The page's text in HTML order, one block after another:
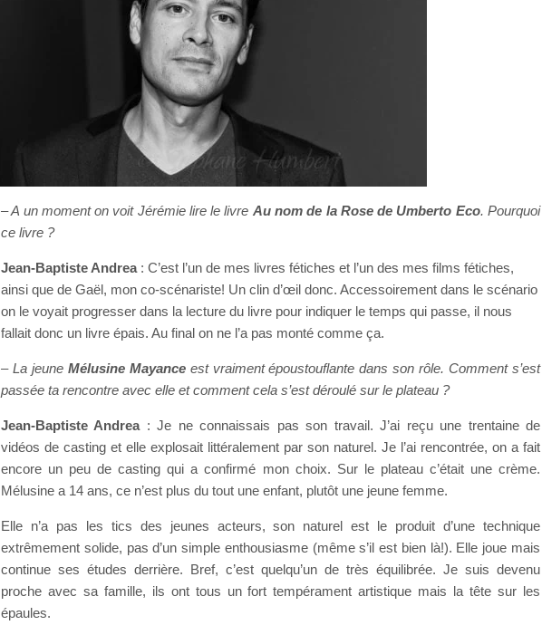
– A un moment on voit Jérémie lire le livre Au nom de la Rose de Umberto Eco. Pourquoi
ce livre ?
Jean-Baptiste Andrea: C’est l’un de mes livres fétiches et l’un des mes films fétiches,
ainsi que de Gaël, mon co-scénariste! Un clin d’œil donc. Accessoirement dans le scénario
on le voyait progresser dans la lecture du livre pour indiquer le temps qui passe, il nous
fallait donc un livre épais. Au final on ne l’a pas monté comme ça.
– La jeune Mélusine Mayanceest vraiment époustouflante dans son rôle. Comment s’est
passée ta rencontre avec elle et comment cela s’est déroulé sur le plateau ?
Jean-Baptiste Andrea: Je ne connaissais pas son travail. J’ai reçu une trentaine de
vidéos de casting et elle explosait littéralement par son naturel. Je l’ai rencontrée, on a fait
encore un peu de casting qui a confirmé mon choix. Sur le plateau c’était une crème.
Mélusine a 14 ans, ce n’est plus du tout une enfant, plutôt une jeune femme.
Elle n’a pas les tics des jeunes acteurs, son naturel est le produit d’une technique
extrêmement solide, pas d’un simple enthousiasme (même s’il est bien là!). Elle joue mais
continue ses études derrière. Bref, c’est quelqu’un de très équilibrée. Je suis devenu
proche avec sa famille, ils ont tous un fort tempérament artistique mais la tête sur les
épaules.